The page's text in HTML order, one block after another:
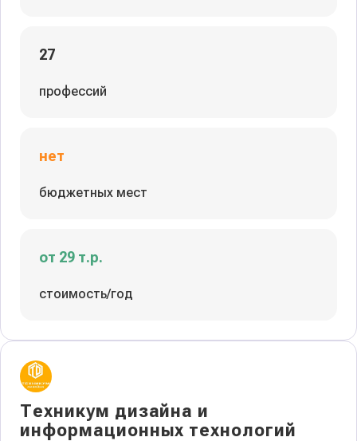
27
профессий
нет
бюджетных мест
от 29 т.р.
стоимость/год
Техникум дизайна и
информационных технологий